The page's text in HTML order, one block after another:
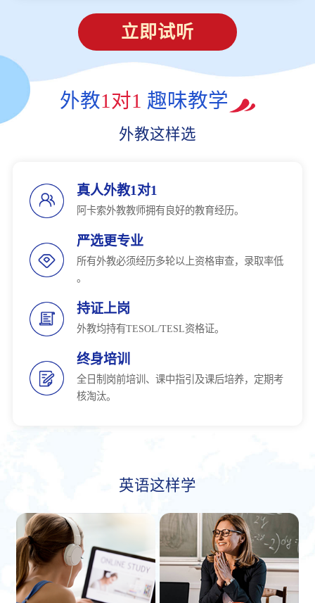
立即试听
外教1对1 趣味教学
外教这样选
真人外教1对1
阿卡索外教教师拥有良好的教育经历。
严选更专业
所有外教必须经历多轮以上资格审查，录取率低
。
持证上岗
外教均持有TESOL/TESL资格证。
终身培训
全日制岗前培训、课中指引及课后培养，定期考
核淘汰。
英语这样学